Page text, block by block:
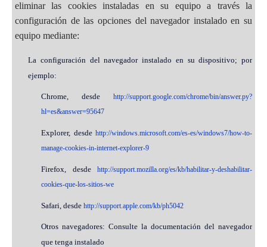
eliminar las cookies instaladas en su equipo a través la
configuración de las opciones del navegador instalado en su
equipo mediante:
La configuración del navegador instalado en su dispositivo; por
ejemplo:
Chrome, desde http://support.google.com/chrome/bin/answer.py?
hl=es&answer=95647
Explorer, desde http://windows.microsoft.com/es-es/windows7/how-to-
manage-cookies-in-internet-explorer-9
Firefox, desde http://support.mozilla.org/es/kb/habilitar-y-deshabilitar-
cookies-que-los-sitios-we
Safari, desde http://support.apple.com/kb/ph5042
Otros navegadores: Consulte la documentación del navegador
que tenga instalado